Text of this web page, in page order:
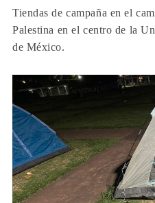
Tiendas de campaña en el
Palestina en el centro de la
de México.